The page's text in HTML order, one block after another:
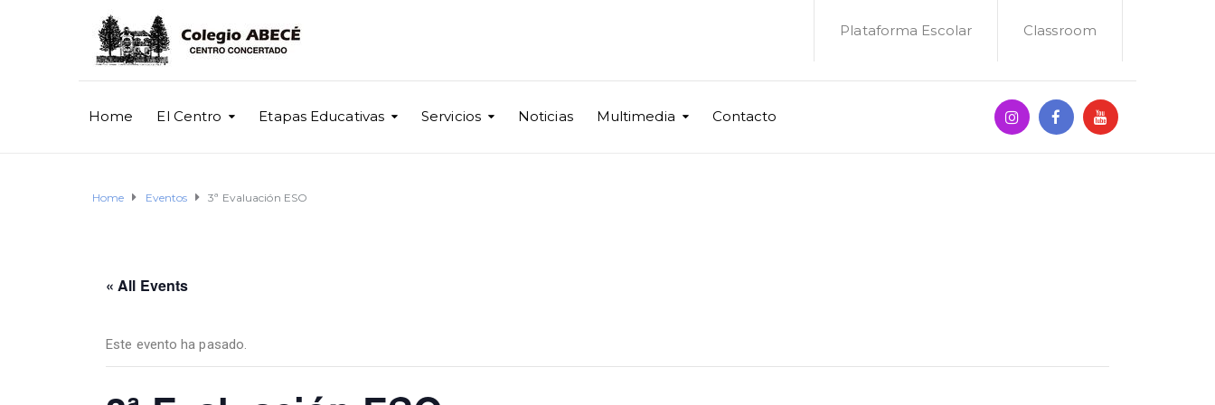
Plataforma Escolar Classroom
Home El Centro Etapas Educativas Servicios Noticias Multimedia Contacto
Home Eventos 3ª Evaluación ESO
« All Events
Este evento ha pasado.